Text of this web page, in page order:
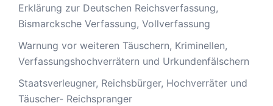
Erklärung zur Deutschen Reichsverfassung,
Bismarcksche Verfassung, Vollverfassung
Warnung vor weiteren Täuschern, Kriminellen,
Verfassungshochverrätern und Urkundenfälschern
Staatsverleugner, Reichsbürger, Hochverräter und
Täuscher- Reichspranger